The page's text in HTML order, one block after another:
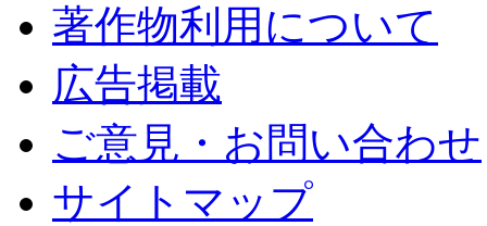
著作物利用について
広告掲載
ご意見・お問い合わせ
サイトマップ